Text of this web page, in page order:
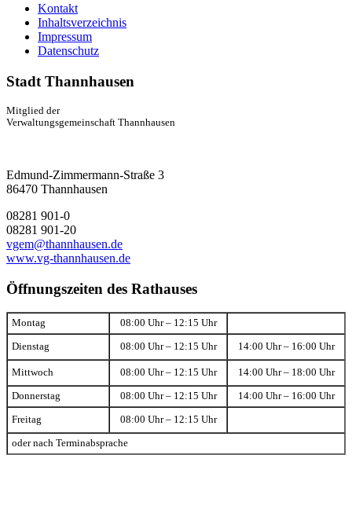
Kontakt
Inhaltsverzeichnis
Impressum
Datenschutz
Stadt Thannhausen
Mitglied der
Verwaltungsgemeinschaft Thannhausen
Edmund-Zimmermann-Straße 3
86470 Thannhausen
08281 901-0
08281 901-20
vgem@thannhausen.de
www.vg-thannhausen.de
Öffnungszeiten des Rathauses
Montag 08:00 Uhr – 12:15 Uhr
Dienstag 08:00 Uhr – 12:15 Uhr 14:00 Uhr – 16:00 Uhr
Mittwoch 08:00 Uhr – 12:15 Uhr 14:00 Uhr – 18:00 Uhr
Donnerstag 08:00 Uhr – 12:15 Uhr 14:00 Uhr – 16:00 Uhr
Freitag 08:00 Uhr – 12:15 Uhr
oder nach Terminabsprache